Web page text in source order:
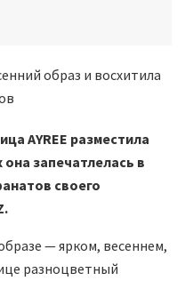
AYREE разместила
запечатлелась в
своего
— ярком, весеннем,
разноцветный